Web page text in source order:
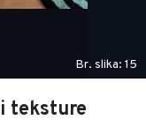
Br. slika: 15
teksture